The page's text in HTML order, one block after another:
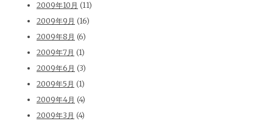
2009年10月 (11)
2009年9月 (16)
2009年8月 (6)
2009年7月 (1)
2009年6月 (3)
2009年5月 (1)
2009年4月 (4)
2009年3月 (4)